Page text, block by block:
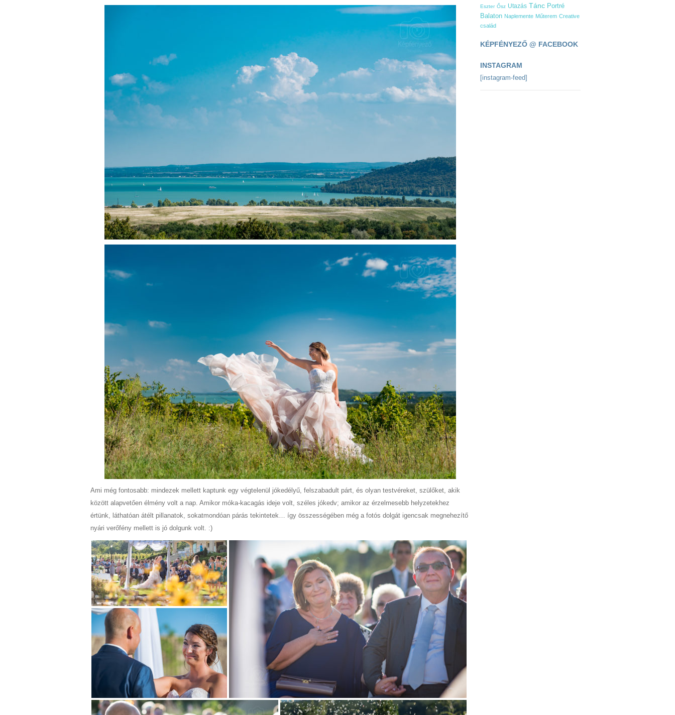
Ami még fontosabb: mindezek mellett kaptunk egy végtelenül jókedélyű, felszabadult párt, és olyan testvéreket, szülőket, akik
között alapvetően élmény volt a nap. Amikor móka-kacagás ideje volt, széles jókedv; amikor az érzelmesebb helyzetekhez
értünk, láthatóan átélt pillanatok, sokatmondóan párás tekintetek… így összességében még a fotós dolgát igencsak megnehezítő
nyári verőfény mellett is jó dolgunk volt. :)
Eszter Ősz Utazás Tánc Portré
Balaton Naplemente Műterem Creative
család
KÉPFÉNYEZŐ @ FACEBOOK
INSTAGRAM
[instagram-feed]